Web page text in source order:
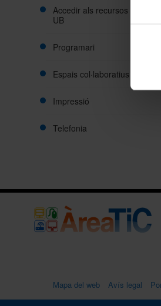
Accedir als recursos des de
UB
Programari
Espais col·laboratius
Impressió
Telefonia
Mapa del web Avís legal